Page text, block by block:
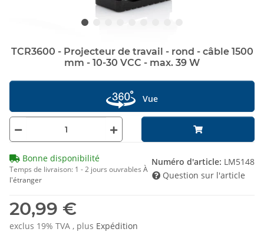
TCR3600 - Projecteur de travail - rond - câble 1500
mm - 10-30 VCC - max. 39 W
20,99 €
exclus 19% TVA , plus Expédition
Vue
Bonne disponibilité
Temps de livraison: 1 - 2 jours ouvrables À
l'étranger
Numéro d'article: LM5148
Question sur l'article